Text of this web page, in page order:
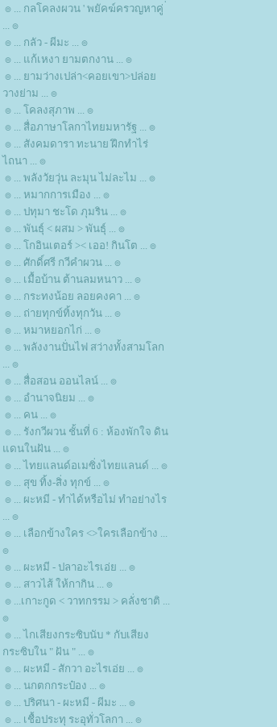
๏ ... กลโคลงผวน ' พยัคฆ์ครวญหาคู่ ่
... ๏
๏ ... กลัว - ผีมะ ... ๏
๏ ... แก้เหงา ยามตกงาน ... ๏
๏ ... ยามว่างเปล่า<คอยเขา>ปล่อ
วางย่าม ... ๏
๏ ... โคลงสุภาพ ... ๏
๏ ... สื่อภาษาโลกาไทยมหารัฐ ... ๏
๏ ... สังคมดารา ทะนาย ฝึกทำไร่
ไถนา ... ๏
๏ ... พลังวัยวุ่น ละมุน ไม่ละไม ... ๏
๏ ... หมากการเมือง ... ๏
๏ ... ปทุมา ชะโด ภุมริน ... ๏
๏ ... พันธุ์ < ผสม > พันธุ์ ... ๏
๏ ... โกอินเตอร์ >< เออ! กินโต ... ๏
๏ ... ศักดิ์ศรี กวีคำผวน ... ๏
๏ ... เมื้อบ้าน ต้านลมหนาว ... ๏
๏ ... กระทงน้อย ลอยคงคา ... ๏
๏ ... ถ่ายทุกข์ทิ้งทุกวัน ... ๏
๏ ... หมาหยอกไก่ ... ๏
๏ ... พลังงานปั่นไฟ สว่างทั้งสามโลก
... ๏
๏ ... สื่อสอน ออนไลน์ ... ๏
๏ ... อำนาจนิยม ... ๏
๏ ... คน ... ๏
๏ ... รังกวีผวน ชั้นที่ 6 : ห้องพักใจ ดิน
ดนในฝัน ... ๏
๏ ... ไทยแลนด์อเมซิ่งไทยแลนด์ ... ๏
๏ ... สุข ทิ้ง-สิ่ง ทุกข์ ... ๏
๏ ... ผะหมี - ทำได้หรือไม่ ทำอย่างไร
... ๏
๏ ... เลือกข้างใคร <>ใครเลือกข้าง ...
๏
๏ ... ผะหมี - ปลาอะไรเอ่ย ... ๏
๏ ... สาวไส้ ให้กากิน ... ๏
๏ ...เกาะกูด < วาทกรรม > คลั่งชาติ ...
๏
๏ ... ไกเสียงกระซิบนับ * กับเสียง
กระซิบใน " ฝัน " ... ๏
๏ ... ผะหมี - สักวา อะไรเอ่ย ... ๏
๏ ... นกตกกระป๋อง ... ๏
๏ ... ปริศนา - ผะหมี - ผีมะ ... ๏
๏ ... เชื้อประทุ ระอุทั่วโลกา ... ๏